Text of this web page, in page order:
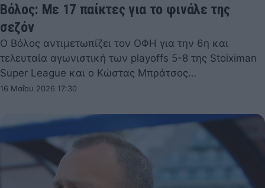
Βόλος: Με 17 παίκτες για το φινάλε της
σεζόν
Ο Βόλος αντιμετωπίζει τον ΟΦΗ για την 6η και
τελευταία αγωνιστική των playoffs 5-8 της Stoiximan
Super League και ο Κώστας Μπράτσος…
16 Μαΐου 2026 17:30